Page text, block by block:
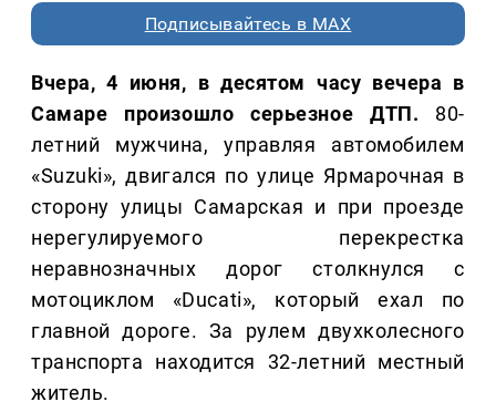
Подписывайтесь в MAX
Вчера, 4 июня, в десятом часу вечера в
Самаре произошло серьезное ДТП. 80-
летний мужчина, управляя автомобилем
«Suzuki», двигался по улице Ярмарочная в
сторону улицы Самарская и при проезде
нерегулируемого перекрестка
неравнозначных дорог столкнулся с
мотоциклом «Ducati», который ехал по
главной дороге. За рулем двухколесного
транспорта находится 32-летний местный
житель.